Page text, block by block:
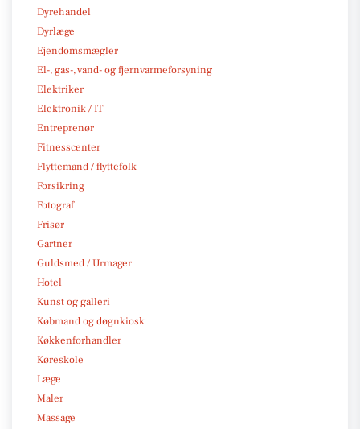
Dyrehandel
Dyrlæge
Ejendomsmægler
El-, gas-, vand- og fjernvarmeforsyning
Elektriker
Elektronik / IT
Entreprenør
Fitnesscenter
Flyttemand / flyttefolk
Forsikring
Fotograf
Frisør
Gartner
Guldsmed / Urmager
Hotel
Kunst og galleri
Købmand og døgnkiosk
Køkkenforhandler
Køreskole
Læge
Maler
Massage